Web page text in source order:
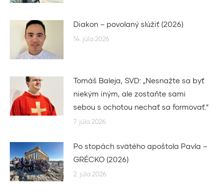
Diakon – povolaný slúžiť (2026)
14. júla 2026
Tomáš Baleja, SVD: „Nesnažte sa byť
niekým iným, ale zostaňte sami
sebou s ochotou nechať sa formovať.“
7. júla 2026
Po stopách svätého apoštola Pavla –
GRÉCKO (2026)
2. júla 2026